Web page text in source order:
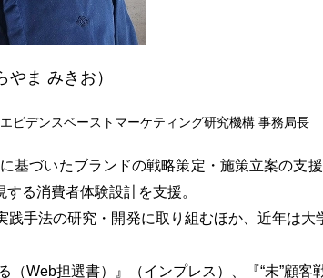
ま みきお）
デンスベーストマーケティング研究機構 事務局長
づいたブランドの戦略策定・施策立案の支
る消費者体験設計を支援。
手法の研究・開発に取り組むほか、近年は
Web担選書）』（インプレス）、『“未”顧客